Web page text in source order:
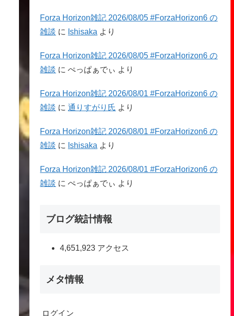
Forza Horizon雑記 2026/08/05 #ForzaHorizon6 の
雑談 に Ishisaka より
Forza Horizon雑記 2026/08/05 #ForzaHorizon6 の
雑談 にぺっぱぁでぃ より
Forza Horizon雑記 2026/08/01 #ForzaHorizon6 の
雑談 に通りすがり氏 より
Forza Horizon雑記 2026/08/01 #ForzaHorizon6 の
雑談 に Ishisaka より
Forza Horizon雑記 2026/08/01 #ForzaHorizon6 の
雑談 にぺっぱぁでぃ より
ブログ統計情報
4,651,923 アクセス
メタ情報
ログイン